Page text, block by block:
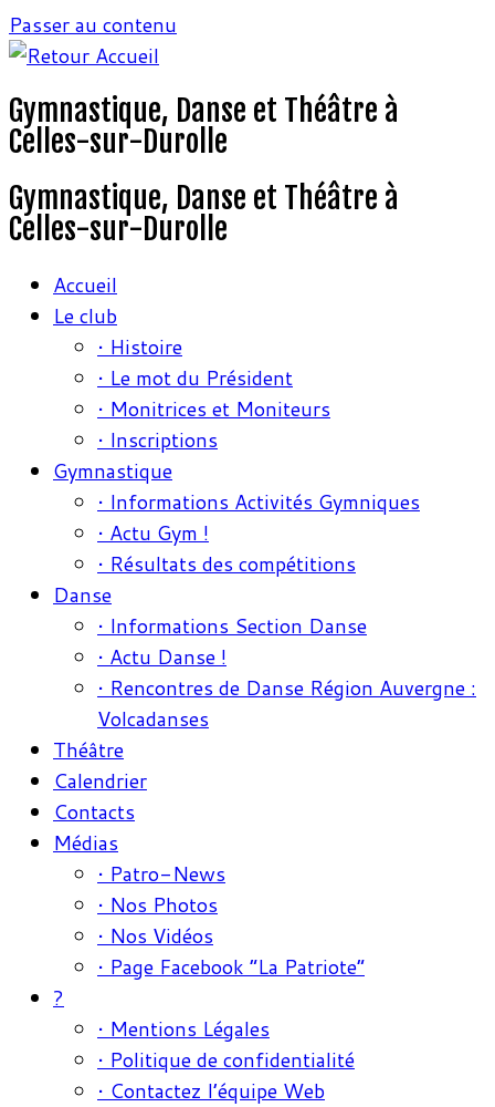
Passer au contenu
Gymnastique, Danse et Théâtre à
Celles-sur-Durolle
Gymnastique, Danse et Théâtre à
Celles-sur-Durolle
Accueil
Le club
• Histoire
• Le mot du Président
• Monitrices et Moniteurs
• Inscriptions
Gymnastique
• Informations Activités Gymniques
• Actu Gym !
• Résultats des compétitions
Danse
• Informations Section Danse
• Actu Danse !
• Rencontres de Danse Région Auvergne :
Volcadanses
Théâtre
Calendrier
Contacts
Médias
• Patro-News
• Nos Photos
• Nos Vidéos
• Page Facebook “La Patriote”
?
• Mentions Légales
• Politique de confidentialité
• Contactez l’équipe Web